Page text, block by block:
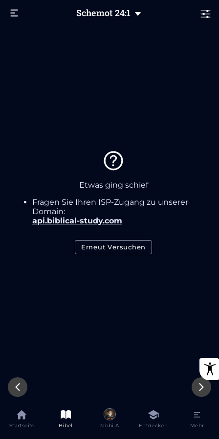
Schemot 24:1
Etwas ging schief
Fragen Sie Ihren ISP-Zugang zu unserer
Domain:
api.biblical-study.com
Erneut Versuchen
Startseite Bibel Rabbi AI Entdecken Mehr